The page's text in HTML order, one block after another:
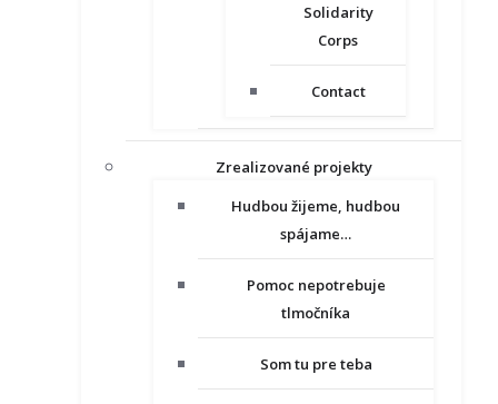
Solidarity
Corps
Contact
Zrealizované projekty
Hudbou žijeme, hudbou
spájame…
Pomoc nepotrebuje
tlmočníka
Som tu pre teba